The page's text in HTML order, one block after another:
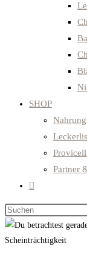
SHOP
Partner
Website-
umschalten
Diese
Website
durchsuchen
Scheinträchtigkeit